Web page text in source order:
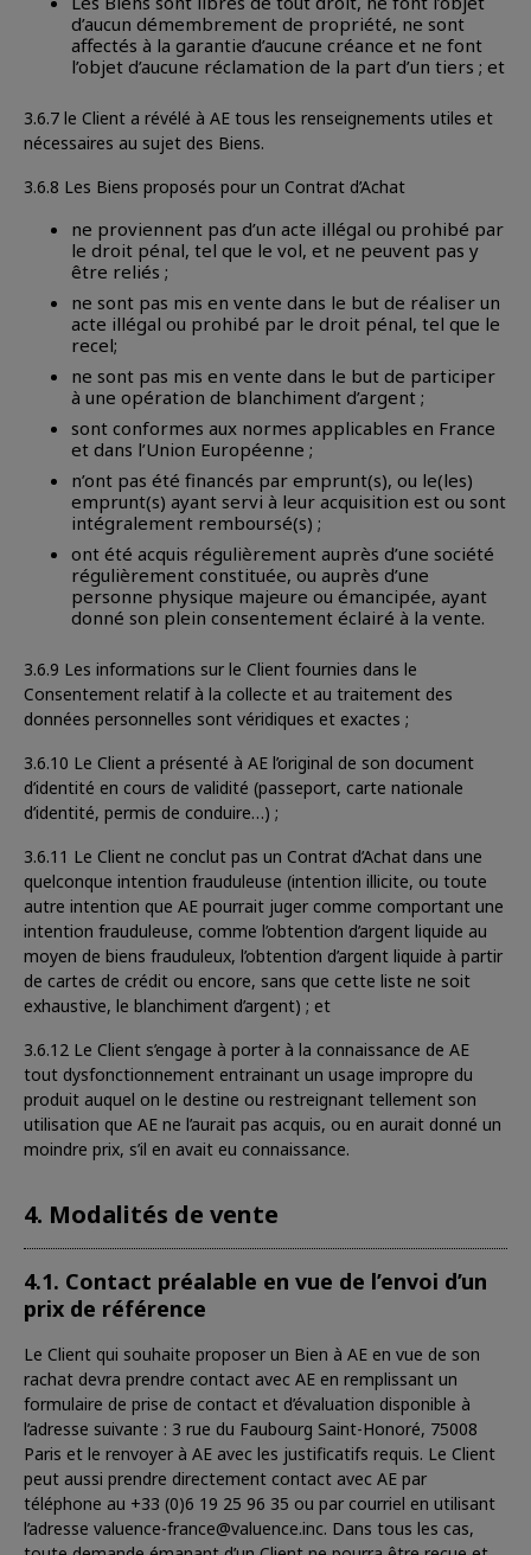
d’aucun démembrement de propriété, ne sont
affectés à la garantie d’aucune créance et ne font
l’objet d’aucune réclamation de la part d’un tiers ; et
3.6.7 le Client a révélé à AE tous les renseignements utiles et
nécessaires au sujet des Biens.
3.6.8 Les Biens proposés pour un Contrat d’Achat
ne proviennent pas d’un acte illégal ou prohibé par
le droit pénal, tel que le vol, et ne peuvent pas y
être reliés ;
ne sont pas mis en vente dans le but de réaliser un
acte illégal ou prohibé par le droit pénal, tel que le
recel;
ne sont pas mis en vente dans le but de participer
à une opération de blanchiment d’argent ;
sont conformes aux normes applicables en France
et dans l’Union Européenne ;
n’ont pas été financés par emprunt(s), ou le(les)
emprunt(s) ayant servi à leur acquisition est ou sont
intégralement remboursé(s) ;
ont été acquis régulièrement auprès d’une société
régulièrement constituée, ou auprès d’une
personne physique majeure ou émancipée, ayant
donné son plein consentement éclairé à la vente.
3.6.9 Les informations sur le Client fournies dans le
Consentement relatif à la collecte et au traitement des
données personnelles sont véridiques et exactes ;
3.6.10 Le Client a présenté à AE l’original de son document
d’identité en cours de validité (passeport, carte nationale
d’identité, permis de conduire…) ;
3.6.11 Le Client ne conclut pas un Contrat d’Achat dans une
quelconque intention frauduleuse (intention illicite, ou toute
autre intention que AE pourrait juger comme comportant une
intention frauduleuse, comme l’obtention d’argent liquide au
moyen de biens frauduleux, l’obtention d’argent liquide à partir
de cartes de crédit ou encore, sans que cette liste ne soit
exhaustive, le blanchiment d’argent) ; et
3.6.12 Le Client s’engage à porter à la connaissance de AE
tout dysfonctionnement entrainant un usage impropre du
produit auquel on le destine ou restreignant tellement son
utilisation que AE ne l’aurait pas acquis, ou en aurait donné un
moindre prix, s’il en avait eu connaissance.
4. Modalités de vente
4.1. Contact préalable en vue de l’envoi d’un
prix de référence
Le Client qui souhaite proposer un Bien à AE en vue de son
rachat devra prendre contact avec AE en remplissant un
formulaire de prise de contact et d’évaluation disponible à
l’adresse suivante : 3 rue du Faubourg Saint-Honoré, 75008
Paris et le renvoyer à AE avec les justificatifs requis. Le Client
peut aussi prendre directement contact avec AE par
téléphone au +33 (0)6 19 25 96 35 ou par courriel en utilisant
l’adresse valuence-france@valuence.inc. Dans tous les cas,